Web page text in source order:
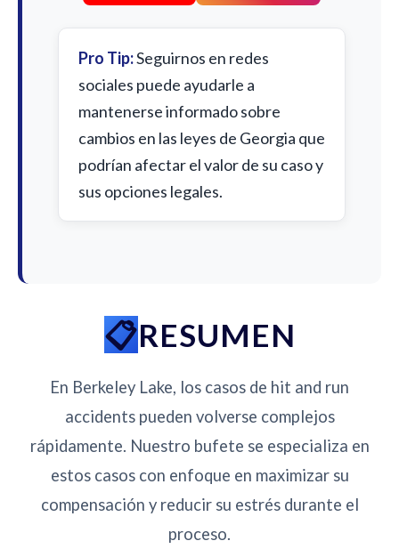
Pro Tip:Seguirnos en redes
sociales puede ayudarle a
mantenerse informado sobre
cambios en las leyes de Georgia que
podrían afectar el valor de su caso y
sus opciones legales.
RESUMEN
En Berkeley Lake, los casos de hit and run
accidents pueden volverse complejos
rápidamente. Nuestro bufete se especializa en
estos casos con enfoque en maximizar su
compensación y reducir su estrés durante el
proceso.